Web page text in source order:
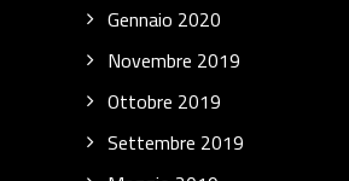
Gennaio 2020
Novembre 2019
Ottobre 2019
Settembre 2019